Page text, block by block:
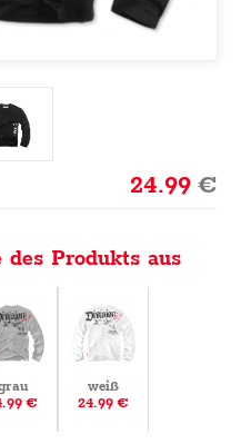
24.99€
Produkts aus
€
weiß
24.99 €